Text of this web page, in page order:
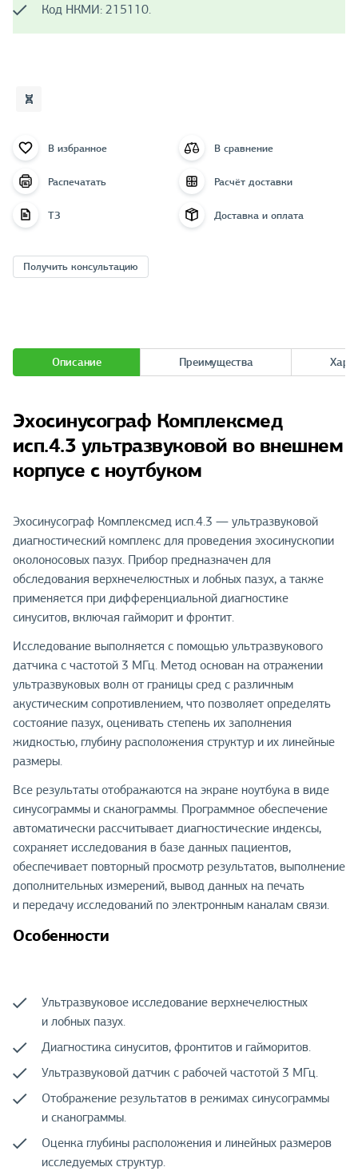
Код НКМИ: 215110.
В избранное В сравнение
Распечатать Расчёт доставки
ТЗ Доставка и оплата
Получить консультацию
Описание Преимущества
Эхосинусограф Комплексмед
исп.4.3 ультразвуковой во внешнем
корпусе с ноутбуком
Эхосинусограф Комплексмед исп.4.3 — ультразвуковой
диагностический комплекс для проведения эхосинускопии
околоносовых пазух. Прибор предназначен для
обследования верхнечелюстных и лобных пазух, а также
применяется при дифференциальной диагностике
синуситов, включая гайморит и фронтит.
Исследование выполняется с помощью ультразвукового
датчика с частотой 3 МГц. Метод основан на отражении
ультразвуковых волн от границы сред с различным
акустическим сопротивлением, что позволяет определять
состояние пазух, оценивать степень их заполнения
жидкостью, глубину расположения структур и их линейные
размеры.
Все результаты отображаются на экране ноутбука в виде
синусограммы и сканограммы. Программное обеспечение
автоматически рассчитывает диагностические индексы,
сохраняет исследования в базе данных пациентов,
обеспечивает повторный просмотр результатов, выполнение
дополнительных измерений, вывод данных на печать
и передачу исследований по электронным каналам связи.
Особенности
Ультразвуковое исследование верхнечелюстных
и лобных пазух.
Диагностика синуситов, фронтитов и гайморитов.
Ультразвуковой датчик с рабочей частотой 3 МГц.
Отображение результатов в режимах синусограммы
и сканограммы.
Оценка глубины расположения и линейных размеров
исследуемых структур.